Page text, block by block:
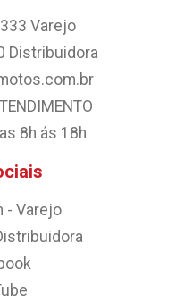
Varejo
Distribuidora
8h ás 18h
- Varejo